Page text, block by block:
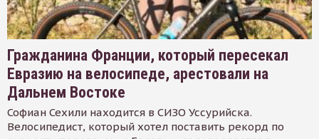
Гражданина Франции, который пересекал
Евразию на велосипеде, арестовали на
Дальнем Востоке
Софиан Сехили находится в СИЗО Уссурийска.
Велосипедист, который хотел поставить рекорд по